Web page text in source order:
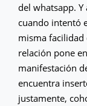
del whatsapp. Y
cuando intentó
misma facilidad
relación pone
manifestación
encuentra
justamente,